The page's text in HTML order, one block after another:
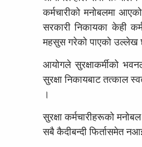
कर्मचारीको मनोबलमा
सरकारी निकायका केही
महसुस गरेको पाएको उल्लेख
आयोगले सुरक्षाकर्मीको
सुरक्षा निकायबाट तत्काल
।
सुरक्षा कर्मचारीहरूको
सबै कैदीबन्दी फिर्तासमेत